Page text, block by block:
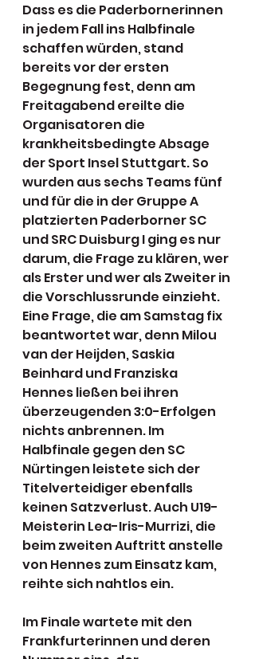
Dass es die Paderbornerinnen
in jedem Fall ins Halbfinale
schaffen würden, stand
bereits vor der ersten
Begegnung fest, denn am
Freitagabend ereilte die
Organisatoren die
krankheitsbedingte Absage
der Sport Insel Stuttgart. So
wurden aus sechs Teams fünf
und für die in der Gruppe A
platzierten Paderborner SC
und SRC Duisburg I ging es nur
darum, die Frage zu klären, wer
als Erster und wer als Zweiter in
die Vorschlussrunde einzieht.
Eine Frage, die am Samstag fix
beantwortet war, denn Milou
van der Heijden, Saskia
Beinhard und Franziska
Hennes ließen bei ihren
überzeugenden 3:0-Erfolgen
nichts anbrennen. Im
Halbfinale gegen den SC
Nürtingen leistete sich der
Titelverteidiger ebenfalls
keinen Satzverlust. Auch U19-
Meisterin Lea-Iris-Murrizi, die
beim zweiten Auftritt anstelle
von Hennes zum Einsatz kam,
reihte sich nahtlos ein.
Im Finale wartete mit den
Frankfurterinnen und deren